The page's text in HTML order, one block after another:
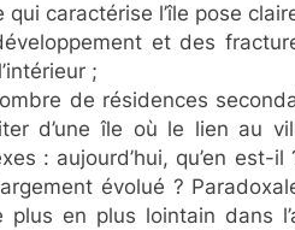
caractérise l’île pose
et des
;
de résidences
d’une île où le lien au
: aujourd’hui, qu’en
évolué ?
en plus lointain dans